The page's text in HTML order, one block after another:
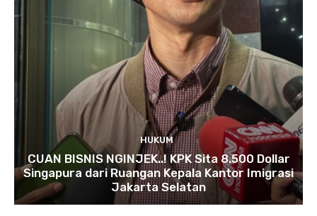
HUKUM
CUAN BISNIS NGINJEK..! KPK Sita 8.500 Dollar
Singapura dari Ruangan Kepala Kantor Imigrasi
Jakarta Selatan